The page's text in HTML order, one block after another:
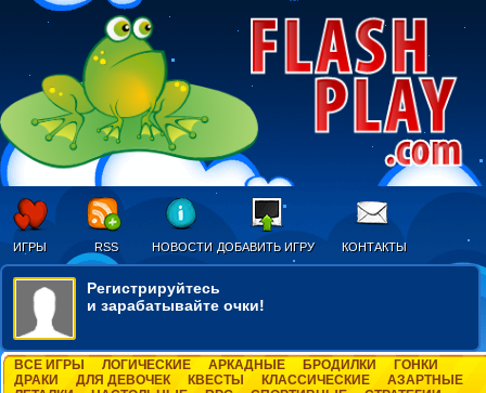
ИГРЫ RSS НОВОСТИ ДОБАВИТЬ ИГРУ КОНТАКТЫ
Регистрируйтесь
и зарабатывайте очки!
ВСЕ ИГРЫ ЛОГИЧЕСКИЕ АРКАДНЫЕ БРОДИЛКИ
ГОНКИ
ДРАКИ
ДЛЯ ДЕВОЧЕК КВЕСТЫ КЛАССИЧЕСКИЕ
АЗАРТНЫЕ